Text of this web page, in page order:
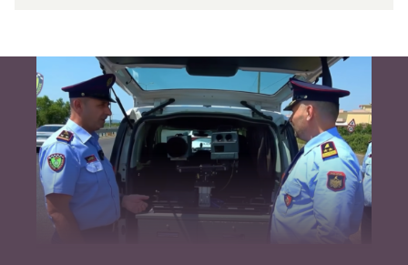
inteligjente izraelite
Nga Or Shalom